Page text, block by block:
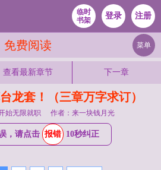
临时
书架
登录 注册
免费阅读 菜单
查看最新章节 下一章
龙套！（三章万字求订）
始无限就职 作者：来一块钱月光
，请点击 报错 10秒纠正